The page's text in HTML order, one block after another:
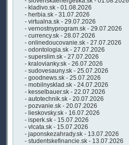
- kladivo.sk - 01.08.2026
- herbia.sk - 31.07.2026
- virtualna.sk - 29.07.2026
- vernostnyprogram.sk - 29.07.2026
- currency.sk - 28.07.2026
- onlinedoucovanie.sk - 27.07.2026
- odontologia.sk - 27.07.2026
- superslim.sk - 27.07.2026
- kralovianky.sk - 26.07.2026
- sudovesauny.sk - 25.07.2026
- goodnews.sk - 25.07.2026
- mobilnysklad.sk - 24.07.2026
- kesselbauer.sk - 22.07.2026
- autotechnik.sk - 20.07.2026
- pozvanie.sk - 20.07.2026
- lieskovsky.sk - 16.07.2026
- isperk.sk - 15.07.2026
- vlcata.sk - 15.07.2026
- japonskezahrady.sk - 13.07.2026
- studentskefinancie.sk - 13.07.2026